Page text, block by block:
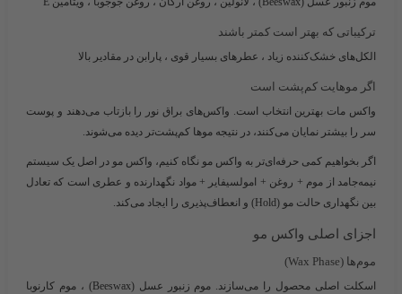
ترکیباتی که بهتر است کمتر باشند
الکل‌های خشک‌کننده زیاد ، عطرهای بسیار قوی ، پارابن در مقادیر بالا
اگر موهایت کم‌پشت است
واکس مات بهترین انتخاب است. واکس‌های براق نور را بازتاب می‌دهند و پوست
سر را بیشتر نمایان می‌کنند، در نتیجه موها کم‌پشت‌تر دیده می‌شوند.
اگر بخواهیم کمی حرفه‌ای‌تر به واکس مو نگاه کنیم، واکس مو در اصل یک سیستم
نیمه‌جامد از موم + روغن + امولسیفایر + مواد نگهدارنده و عطری است که تعادل
بین نگهداری حالت مو (Hold) و انعطاف‌پذیری را ایجاد می‌کند.
اجزای اصلی واکس مو
موم‌ها (Wax Phase)
اسکلت اصلی محصول را می‌سازند. موم زنبور عسل (Beeswax) ، موم کارنوبا